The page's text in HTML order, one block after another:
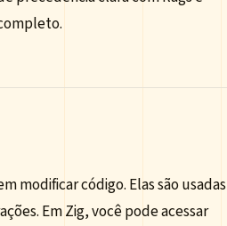
modificar código. Elas são usadas
Em Zig, você pode acessar